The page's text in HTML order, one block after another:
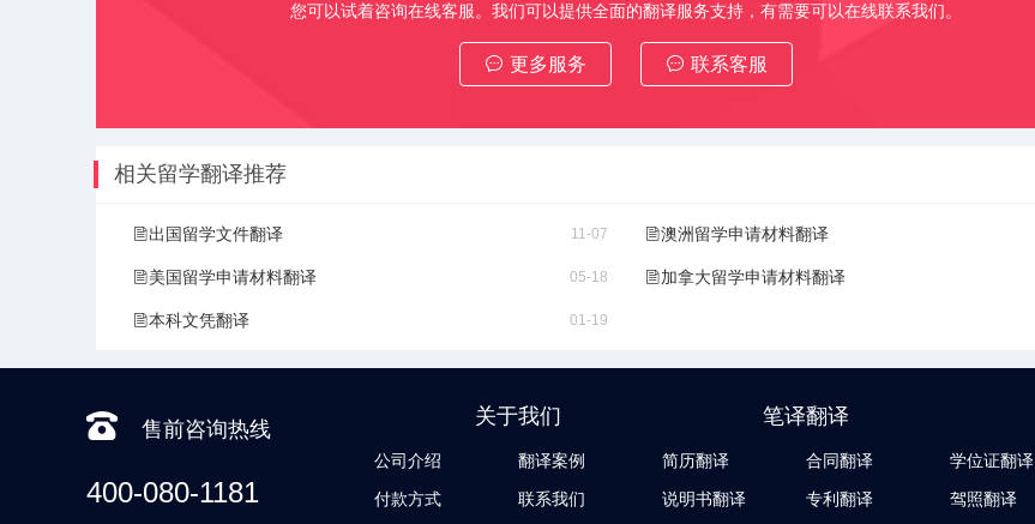
您可以试着咨询在线客服。我们可以提供全面的翻译服务支持，有需要可以在线联系我们。
更多服务 联系客服
相关留学翻译推荐
出国留学文件翻译 11-07 澳洲留学申请材料翻译
美国留学申请材料翻译 05-18 加拿大留学申请材料翻译
本科文凭翻译 01-19
售前咨询热线
400-080-1181
关于我们
公司介绍
翻译案例
付款方式
联系我们
笔译翻译
简历翻译
合同翻译
说明书翻译
专利翻译
学位证翻译
驾照翻译